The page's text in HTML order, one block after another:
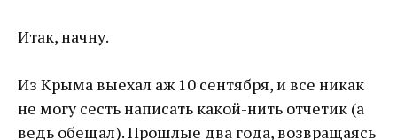
Итак, начну.
Из Крыма выехал аж 10 сентября, и все никак
не могу сесть написать какой-нить отчетик (а
ведь обещал). Прошлые два года, возвращаясь